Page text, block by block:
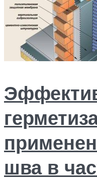
Меню
шва в